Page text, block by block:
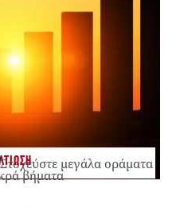
μεγάλα οράματα
βήματα